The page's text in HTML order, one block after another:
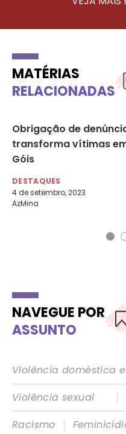
MATÉRIAS
RELACIONADAS
Obrigação de
transforma vítimas
Góis
DESTAQUES
4 de setembro, 2023
AzMina
NAVEGUE POR
ASSUNTO
Violência doméstica
Violência sexual
|
Racismo
|